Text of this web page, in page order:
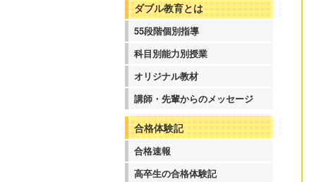
ダブル教育とは
55段階個別指導
科目別能力別授業
オリジナル教材
講師・先輩からのメッセージ
合格体験記
合格速報
高卒生の合格体験記